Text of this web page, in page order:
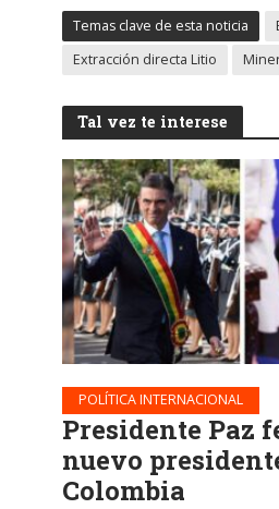
Temas clave de esta noticia
Extracción directa Litio
Tal vez te interese
POLÍTICA INTERNACIONAL
Presidente Paz
nuevo
Colombia